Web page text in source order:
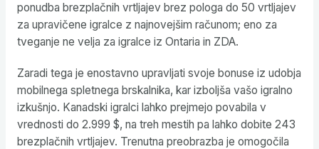
ponudba brezplačnih vrtljajev brez pologa do 50 vrtljajev
za upravičene igralce z najnovejšim računom; eno za
tveganje ne velja za igralce iz Ontaria in ZDA.
Zaradi tega je enostavno upravljati svoje bonuse iz udobja
mobilnega spletnega brskalnika, kar izboljša vašo igralno
izkušnjo. Kanadski igralci lahko prejmejo povabila v
vrednosti do 2.999 $, na treh mestih pa lahko dobite 243
brezplačnih vrtljajev. Trenutna preobrazba je omogočila